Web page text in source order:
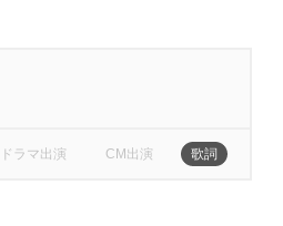
ドラマ出演 CM出演 歌詞